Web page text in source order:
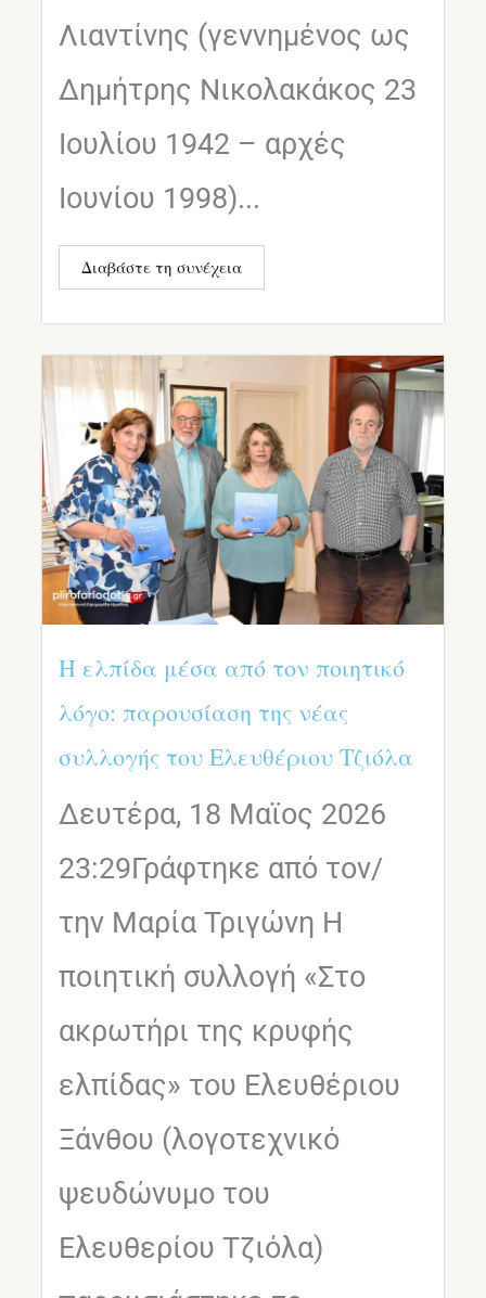
Λιαντίνης (γεννημένος ως
Δημήτρης Νικολακάκος 23
Ιουλίου 1942 – αρχές
Ιουνίου 1998)...
Διαβάστε τη συνέχεια
Η ελπίδα μέσα από τον ποιητικό
λόγο: παρουσίαση της νέας
συλλογής του Ελευθέριου Τζιόλα
Δευτέρα, 18 Μαϊος 2026
23:29Γράφτηκε από τον/
την Μαρία Τριγώνη Η
ποιητική συλλογή «Στο
ακρωτήρι της κρυφής
ελπίδας» του Ελευθέριου
Ξάνθου (λογοτεχνικό
ψευδώνυμο του
Ελευθερίου Τζιόλα)